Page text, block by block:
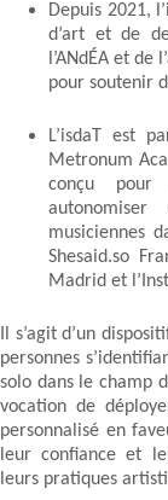
Depuis 2021,
d’art et de
l’ANdÉA et
pour soutenir
L’isdaT est
Metronum
conçu pour
autonomiser
musiciennes
Shesaid.so
Madrid et
Il s’agit d’un
personnes
solo dans le champ
vocation de
personnalisé en
leur confiance et
leurs pratiques